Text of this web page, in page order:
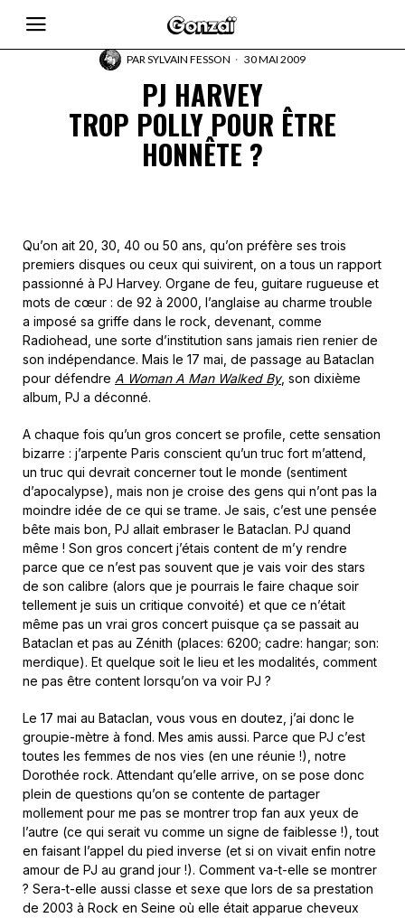
PARSYLVAIN FESSON 30 MAI 2009
PJ HARVEY
TROP POLLY POUR ÊTRE
HONNÊTE ?
Qu’on ait 20, 30, 40 ou 50 ans, qu’on préfère ses trois
premiers disques ou ceux qui suivirent, on a tous un rapport
passionné à PJ Harvey. Organe de feu, guitare rugueuse et
mots de cœur : de 92 à 2000, l’anglaise au charme trouble
a imposé sa griffe dans le rock, devenant, comme
Radiohead, une sorte d’institution sans jamais rien renier de
son indépendance. Mais le 17 mai, de passage au Bataclan
pour défendre A Woman A Man Walked By, son dixième
album, PJ a déconné.
A chaque fois qu’un gros concert se profile, cette sensation
bizarre : j’arpente Paris conscient qu’un truc fort m’attend,
un truc qui devrait concerner tout le monde (sentiment
d’apocalypse), mais non je croise des gens qui n’ont pas la
moindre idée de ce qui se trame. Je sais, c’est une pensée
bête mais bon, PJ allait embraser le Bataclan. PJ quand
même ! Son gros concert j’étais content de m’y rendre
parce que ce n’est pas souvent que je vais voir des stars
de son calibre (alors que je pourrais le faire chaque soir
tellement je suis un critique convoité) et que ce n’était
même pas un vrai gros concert puisque ça se passait au
Bataclan et pas au Zénith (places: 6200; cadre: hangar; son:
merdique). Et quelque soit le lieu et les modalités, comment
ne pas être content lorsqu’on va voir PJ ?
Le 17 mai au Bataclan, vous vous en doutez, j’ai donc le
groupie-mètre à fond. Mes amis aussi. Parce que PJ c’est
toutes les femmes de nos vies (en une réunie !), notre
Dorothée rock. Attendant qu’elle arrive, on se pose donc
plein de questions qu’on se contente de partager
mollement pour me pas se montrer trop fan aux yeux de
l’autre (ce qui serait vu comme un signe de faiblesse !), tout
en faisant l’appel du pied inverse (et si on vivait enfin notre
amour de PJ au grand jour !). Comment va-t-elle se montrer
? Sera-t-elle aussi classe et sexe que lors de sa prestation
de 2003 à Rock en Seine où elle était apparue cheveux